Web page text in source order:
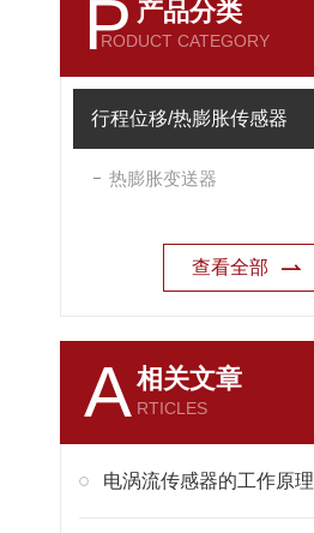
P 产品分类
RODUCT CATEGORY
行程位移/热膨胀传感器
热膨胀变送器
查看全部
A相关文章
RTICLES
电涡流传感器的工作原理